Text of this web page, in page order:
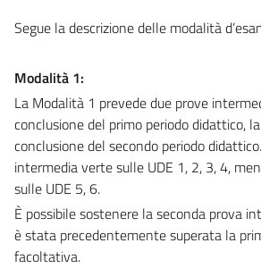
Segue la descrizione delle modalità
Modalità 1:
La Modalità 1 prevede due prove
conclusione del primo periodo didattico,
conclusione del secondo periodo
intermedia verte sulle UDE 1, 2, 3, 4,
sulle UDE 5, 6.
È possibile sostenere la seconda prova
è stata precedentemente superata la
facoltativa.